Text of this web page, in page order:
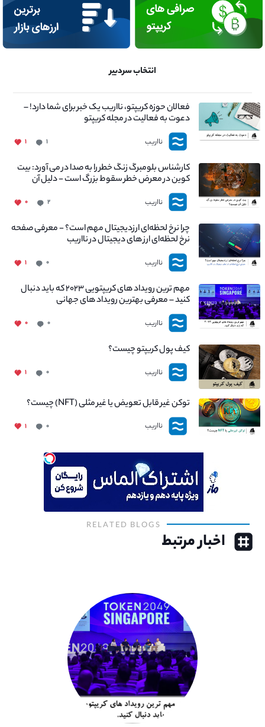
انتخاب سردبیر
فعالان حوزه کریپتو، نااریب یک خبر برای شما دارد! –
دعوت به فعالیت در مجله کریپتو
نااریب ۱ ۱
کارشناس بلومبرگ زنگ خطر را به صدا در می آورد: بیت
کوین در معرض خطر سقوط بزرگ است - دلیل آن
چیست؟
نااریب ۲ ۰
چرا نرخ لحظه‌ای ارزدیجیتال مهم است؟ - معرفی صفحه
نرخ لحظه‌ای ارز های دیجیتال در نااریب
نااریب ۰ ۱
مهم ترین رویداد های کریپتویی ۲۰۲۳ که باید دنبال
کنید – معرفی بهترین رویداد های جهانی
نااریب ۰ ۰
کیف پول کریپتو چیست؟
نااریب ۰ ۱
توکن غیر قابل تعویض یا غیر مثلی (NFT) چیست؟
نااریب ۰ ۱
RELATED BLOGS
اخبار مرتبط